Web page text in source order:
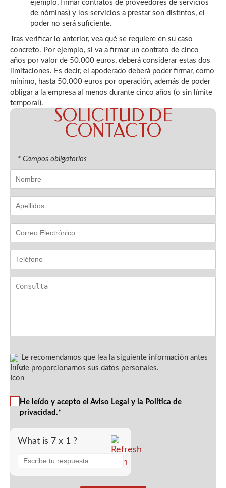
ejemplo, firmar contratos de proveedores de servicios
de nóminas) y los servicios a prestar son distintos, el
poder no será suficiente.
Tras verificar lo anterior, vea qué se requiere en su caso
concreto. Por ejemplo, si va a firmar un contrato de cinco
años por valor de 50.000 euros, deberá considerar estas dos
limitaciones. Es decir, el apoderado deberá poder firmar, como
mínimo, hasta 50.000 euros por operación, además de poder
obligar a la empresa al menos durante cinco años (o sin límite
temporal).
SOLICITUD DE
CONTACTO
* Campos obligatorios
Le recomendamos que lea la siguiente información antes
de proporcionarnos sus datos personales.
He leído y acepto el Aviso Legal y la Política de
privacidad.*
What is 7 x 1 ?